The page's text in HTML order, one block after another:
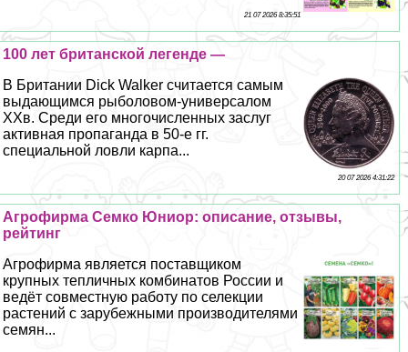
21 07 2026 8:35:51
100 лет британской легенде —
В Британии Dick Walker считается самым
выдающимся рыболовом-универсалом
ХХв. Среди его многочисленных заслуг
активная пропаганда в 50-е гг.
специальной ловли карпа...
20 07 2026 4:31:22
Агрофирма Семко Юниор: описание, отзывы,
рейтинг
Агрофирма является поставщиком
крупных тепличных комбинатов России и
ведёт совместную работу по селекции
растений с зарубежными производителями
семян...